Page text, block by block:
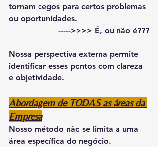
tornam cegos para certos problemas
ou oportunidades.
----->>>> É, ou não é???
Nossa perspectiva externa permite
identificar esses pontos com clareza
e objetividade.
Abordagem de TODAS as áreas da
Empresa
Nosso método não se limita a uma
área específica do negócio.